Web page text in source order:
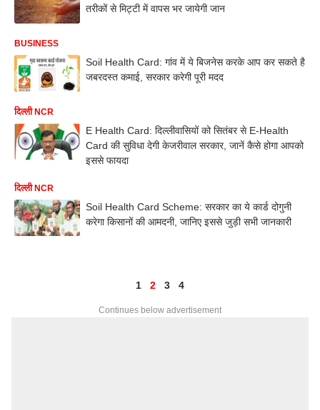
तरीकों से मिट्टी में वापस भर जायेगी जान
BUSINESS
Soil Health Card: गांव में ये बिजनेस करके आप कर सकते है
जबरदस्त कमाई, सरकार करेगी पूरी मदद
दिल्ली NCR
E Health Card: दिल्लीवासियों को सितंबर से E-Health
Card की सुविधा देगी केजरीवाल सरकार, जानें कैसे होगा आपको
इससे फायदा
दिल्ली NCR
Soil Health Card Scheme: सरकार का ये कार्ड दोगुनी
करेगा किसानों की आमदनी, जानिए इससे जुड़ी सभी जानकारी
1 2 3 4
Continues below advertisement